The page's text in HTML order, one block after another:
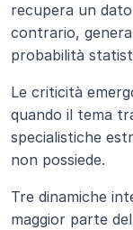
recupera un
contrario,
probabilità
Le criticità
quando il tema
specialistiche
non possiede.
Tre dinamiche
maggior parte